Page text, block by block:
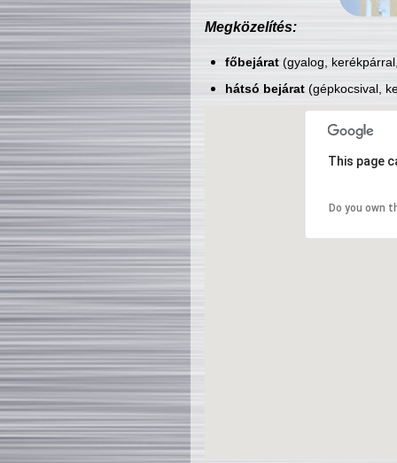
Megközelítés:
főbejárat(gyalog,
hátsó bejárat(gépkocsival,
This page
Do you own